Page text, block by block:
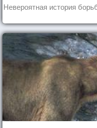
Невероятная история